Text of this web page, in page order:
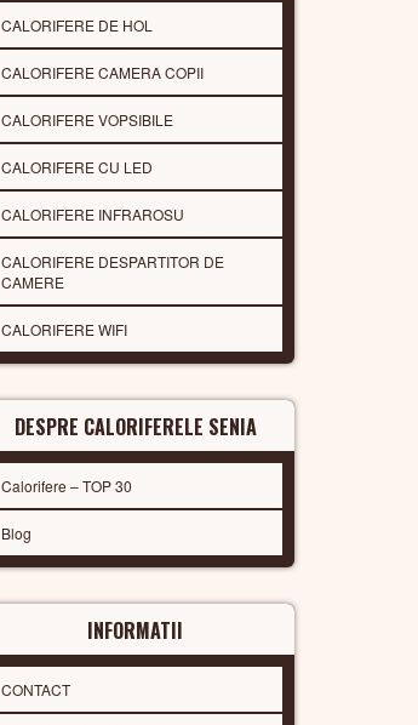
CALORIFERE DE HOL
CALORIFERE CAMERA COPII
CALORIFERE VOPSIBILE
CALORIFERE CU LED
CALORIFERE INFRAROSU
CALORIFERE DESPARTITOR DE
CAMERE
CALORIFERE WIFI
DESPRE CALORIFERELE SENIA
Calorifere – TOP 30
Blog
INFORMATII
CONTACT